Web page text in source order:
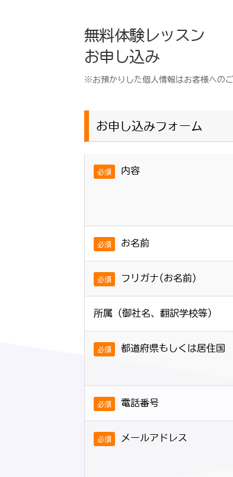
無料体験レッスン
お申し込み
※お預かりした個人情報はお客様への
お申し込みフォーム
必須 内容
必須 お名前
必須 フリガナ(お名前)
所属（御社名、翻訳学校等）
必須 都道府県もしくは居住国
必須 電話番号
必須 メールアドレス